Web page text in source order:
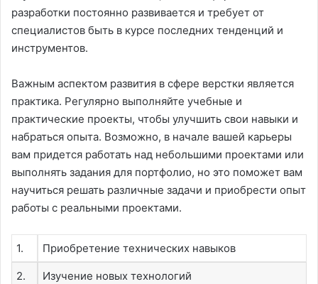
разработки постоянно развивается и требует от
специалистов быть в курсе последних тенденций и
инструментов.
Важным аспектом развития в сфере верстки является
практика. Регулярно выполняйте учебные и
практические проекты, чтобы улучшить свои навыки и
набраться опыта. Возможно, в начале вашей карьеры
вам придется работать над небольшими проектами или
выполнять задания для портфолио, но это поможет вам
научиться решать различные задачи и приобрести опыт
работы с реальными проектами.
1. Приобретение технических навыков
2. Изучение новых технологий